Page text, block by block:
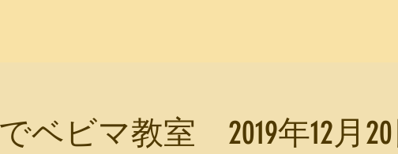
ベビマ教室 2019年12月